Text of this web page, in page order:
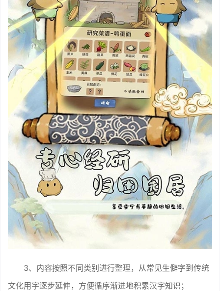
3、内容按照不同类别进行整理，从常见生僻字到传统
文化用字逐步延伸，方便循序渐进地积累汉字知识；